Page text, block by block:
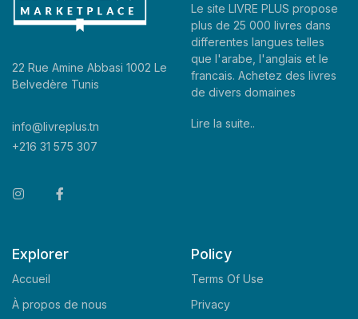
22 Rue Amine Abbasi 1002 Le
Belvedère Tunis
info@livreplus.tn
+216 31 575 307
Le site LIVRE PLUS propose
plus de 25 000 livres dans
differentes langues telles
que l'arabe, l'anglais et le
francais. Achetez des livres
de divers domaines
Lire la suite..
Explorer
Accueil
À propos de nous
Policy
Terms Of Use
Privacy